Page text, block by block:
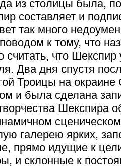
из столицы была,
составляет и
так много
к тому, что
считать, что
Два дня спустя
Троицы на
и была сделана
Шекспира
галерею ярких,
прямо идущие к
и склонные к